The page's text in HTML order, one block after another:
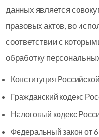
данных является
правовых актов, во
соответствии с
обработку
Конституция
Гражданский кодекс
Налоговый кодекс
Федеральный закон от